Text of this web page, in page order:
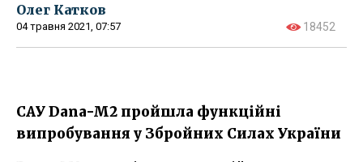
Олег Катков
04 травня 2021, 07:57 18452
САУ Dana-M2 пройшла функційні
випробування у Збройних Силах України